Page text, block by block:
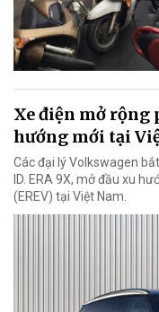
Xe điện mở rộng
hướng mới tại
Các đại lý Volkswagen
ID. ERA 9X, mở đầu xu
(EREV) tại Việt Nam.